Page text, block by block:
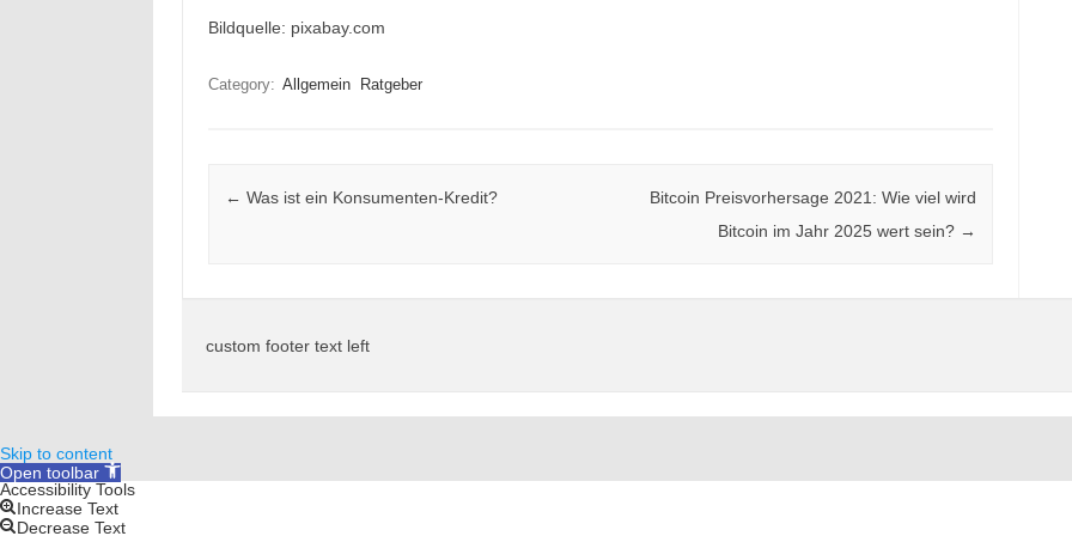
Bildquelle: pixabay.com
Category: Allgemein Ratgeber
Post navigation
← Was ist ein Konsumenten-Kredit?
Bitcoin Preisvorhersage 2021: Wie viel wird
Bitcoin im Jahr 2025 wert sein? →
custom footer text left
Skip to content
Open toolbar
Accessibility Tools
Increase Text
Decrease Text